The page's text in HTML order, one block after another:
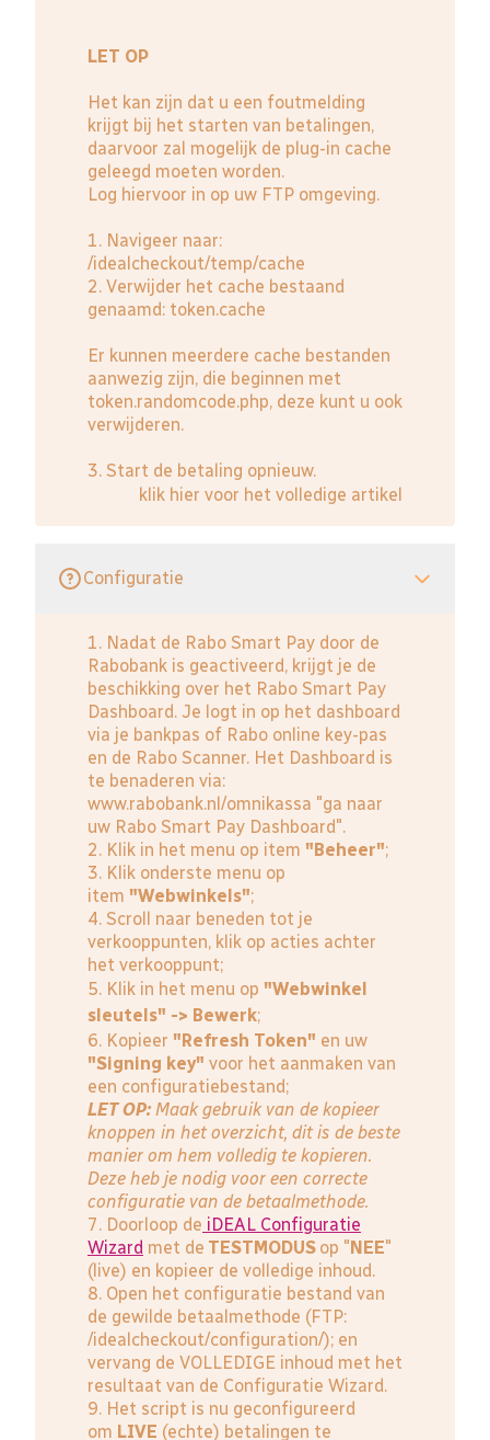
LET OP
Het kan zijn dat u een foutmelding
krijgt bij het starten van betalingen,
daarvoor zal mogelijk de plug-in cache
geleegd moeten worden.
Log hiervoor in op uw FTP omgeving.
1. Navigeer naar:
/idealcheckout/temp/cache
2. Verwijder het cache bestaand
genaamd: token.cache
Er kunnen meerdere cache bestanden
aanwezig zijn, die beginnen met
token.randomcode.php, deze kunt u ook
verwijderen.
3. Start de betaling opnieuw.
klik hier voor het volledige artikel
Configuratie
1. Nadat de Rabo Smart Pay door de
Rabobank is geactiveerd, krijgt je de
beschikking over het Rabo Smart Pay
Dashboard. Je logt in op het dashboard
via je bankpas of Rabo online key-pas
en de Rabo Scanner. Het Dashboard is
te benaderen via:
www.rabobank.nl/omnikassa "ga naar
uw Rabo Smart Pay Dashboard".
2. Klik in het menu op item "Beheer";
3. Klik onderste menu op
item "Webwinkels";
4. Scroll naar beneden tot je
verkooppunten, klik op acties achter
het verkooppunt;
5. Klik in het menu op "Webwinkel
sleutels" -> Bewerk;
6. Kopieer "Refresh Token" en uw
"Signing key" voor het aanmaken van
een configuratiebestand;
LET OP: Maak gebruik van de kopieer
knoppen in het overzicht, dit is de beste
manier om hem volledig te kopieren.
Deze heb je nodig voor een correcte
configuratie van de betaalmethode.
7. Doorloop de iDEAL Configuratie
Wizard met de TESTMODUS op " NEE"
(live) en kopieer de volledige inhoud.
8. Open het configuratie bestand van
de gewilde betaalmethode (FTP:
/idealcheckout/configuration/); en
vervang de VOLLEDIGE inhoud met het
resultaat van de Configuratie Wizard.
9. Het script is nu geconfigureerd
om LIVE (echte) betalingen te